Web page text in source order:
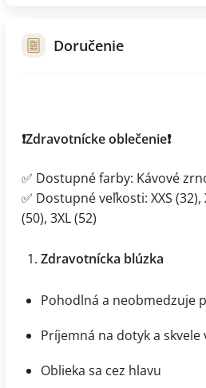
Doručenie
❗Zdravotnícke oblečenie❗
✅ Dostupné farby: Kávové
✅ Dostupné veľkosti: XXS (32),
(50), 3XL (52)
Zdravotnícka blúzka
Pohodlná a neobmedzuje
Príjemná na dotyk a
Oblieka sa cez hlavu